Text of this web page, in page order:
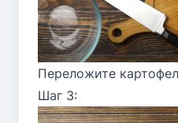
Переложите
Шаг 3: